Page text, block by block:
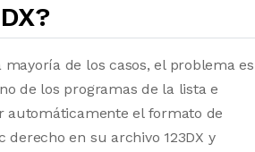
de los casos, el problema es
de los programas de la lista e
automáticamente el formato de
derecho en su archivo 123DX y